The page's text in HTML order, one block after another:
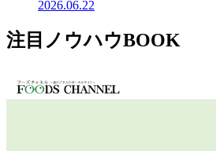
2026.06.22
注目ノウハウBOOK